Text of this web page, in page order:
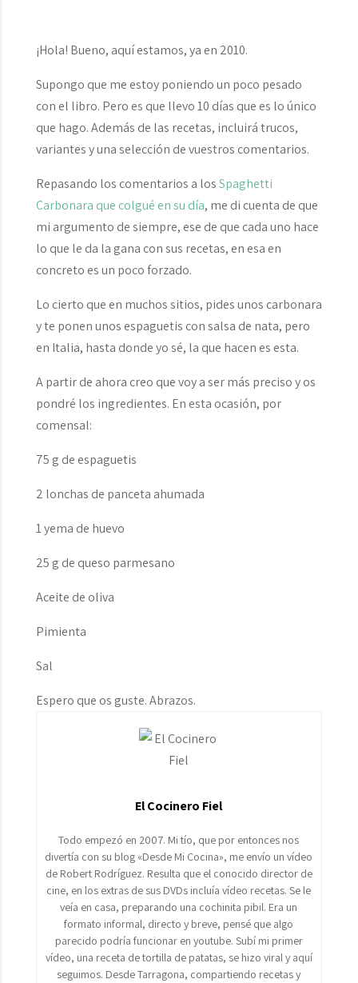
¡Hola! Bueno, aquí estamos, ya en 2010.
Supongo que me estoy poniendo un poco pesado
con el libro. Pero es que llevo 10 días que es lo único
que hago. Además de las recetas, incluirá trucos,
variantes y una selección de vuestros comentarios.
Repasando los comentarios a losSpaghetti
Carbonara que colgué en su día, me di cuenta de que
mi argumento de siempre, ese de que cada uno hace
lo que le da la gana con sus recetas, en esa en
concreto es un poco forzado.
Lo cierto que en muchos sitios, pides unos carbonara
y te ponen unos espaguetis con salsa de nata, pero
en Italia, hasta donde yo sé, la que hacen es esta.
A partir de ahora creo que voy a ser más preciso y os
pondré los ingredientes. En esta ocasión, por
comensal:
75 g de espaguetis
2 lonchas de panceta ahumada
1 yema de huevo
25 g de queso parmesano
Aceite de oliva
Pimienta
Sal
Espero que os guste. Abrazos.
El Cocinero Fiel
Todo empezó en 2007. Mi tío, que por entonces nos
divertía con su blog «Desde Mi Cocina», me envío un vídeo
de Robert Rodríguez. Resulta que el conocido director de
cine, en los extras de sus DVDs incluía vídeo recetas. Se le
veía en casa, preparando una cochinita pibil. Era un
formato informal, directo y breve, pensé que algo
parecido podría funcionar en youtube. Subí mi primer
vídeo, una receta de tortilla de patatas, se hizo viral y aquí
seguimos. Desde Tarragona, compartiendo recetas y